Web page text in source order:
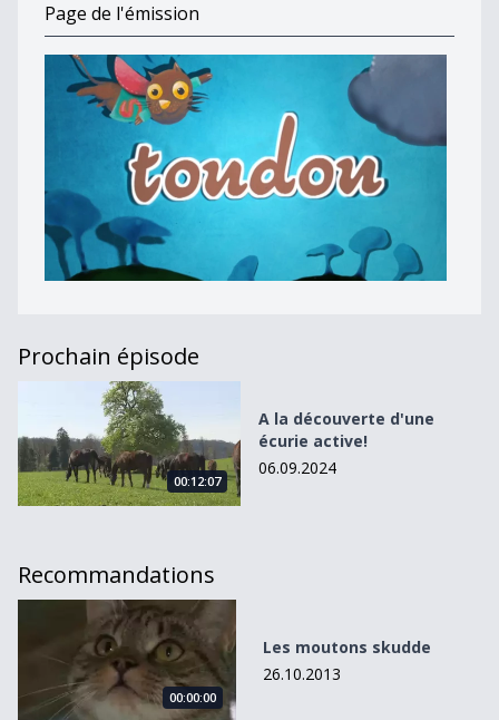
Page de l'émission
Prochain épisode
A la découverte d&#039;une écurie active!
00:12:07
A la découverte d'une
écurie active!
06.09.2024
Recommandations
Les moutons skudde
00:00:00
Les moutons skudde
26.10.2013